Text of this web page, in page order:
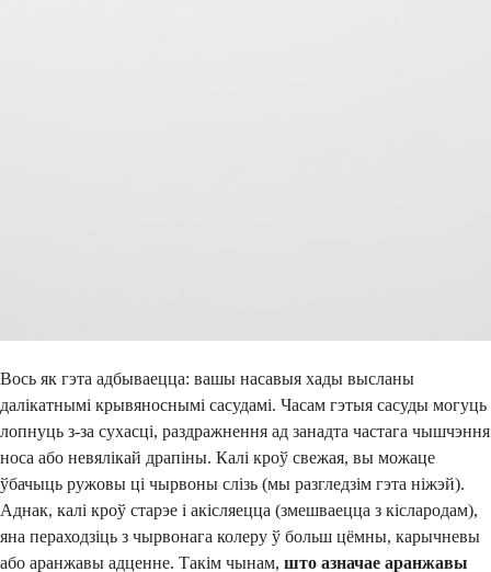
Вось як гэта адбываецца: вашы насавыя хады высланы
далікатнымі крывяноснымі сасудамі. Часам гэтыя сасуды могуць
лопнуць з-за сухасці, раздражнення ад занадта частага чышчэння
носа або невялікай драпіны. Калі кроў свежая, вы можаце
ўбачыць ружовы ці чырвоны слізь (мы разгледзім гэта ніжэй).
Аднак, калі кроў старэе і акісляецца (змешваецца з кіслародам),
яна пераходзіць з чырвонага колеру ў больш цёмны, карычневы
або аранжавы адценне. Такім чынам, што азначае аранжавы